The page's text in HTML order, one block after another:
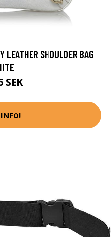
LEATHER SHOULDER BAG
SEK
INFO!